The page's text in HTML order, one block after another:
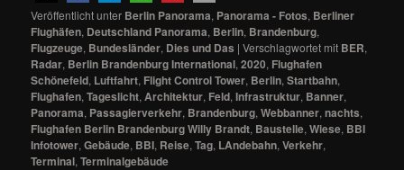
Veröffentlicht unter Berlin Panorama, Panorama - Fotos, Berliner
Flughäfen, Deutschland Panorama, Berlin, Brandenburg,
Flugzeuge, Bundesländer, Dies und Das |Verschlagwortet mit BER,
Radar, Berlin Brandenburg International,2020, Flughafen
Schönefeld, Luftfahrt, Flight Control Tower, Berlin,Startbahn,
Flughafen,Tageslicht, Architektur, Feld,Infrastruktur, Banner,
Panorama, Passagierverkehr, Brandenburg,Webbanner,nachts,
Flughafen Berlin Brandenburg Willy Brandt, Baustelle,Wiese, BBI
Infotower,Gebäude, BBI, Reise,Tag, LAndebahn,Verkehr,
Terminal,Terminalgebäude